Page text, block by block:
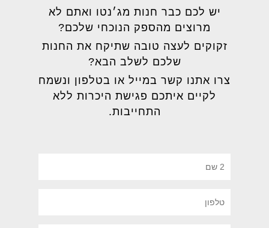
יש לכם כבר חנות מג׳נטו ואתם לא
מרוצים מהספק הנוכחי שלכם?
זקוקים לעצה טובה שתיקח את החנות
שלכם לשלב הבא?
צרו אתנו קשר במייל או בטלפון ונשמח
לקיים איתכם פגישת היכרות ללא
התחייבות.